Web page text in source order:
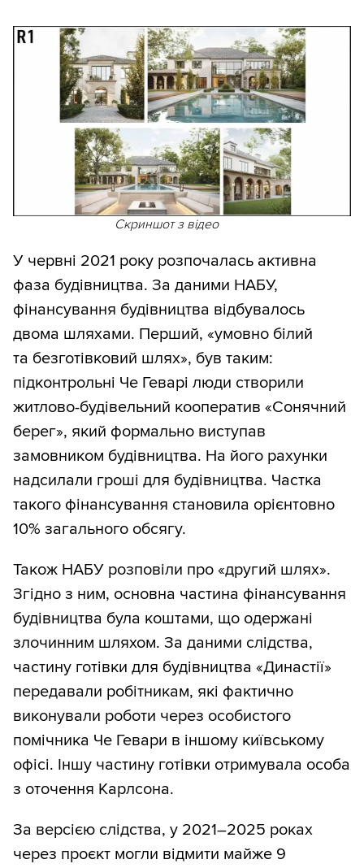
Скриншот з відео
У червні 2021 року розпочалась активна
фаза будівництва. За даними НАБУ,
фінансування будівництва відбувалось
двома шляхами. Перший, «умовно білий
та безготівковий шлях», був таким:
підконтрольні Че Геварі люди створили
житлово-будівельний кооператив «Сонячний
берег», який формально виступав
замовником будівництва. На його рахунки
надсилали гроші для будівництва. Частка
такого фінансування становила орієнтовно
10% загального обсягу.
Також НАБУ розповіли про «другий шлях».
Згідно з ним, основна частина фінансування
будівництва була коштами, що одержані
злочинним шляхом. За даними слідства,
частину готівки для будівництва «Династії»
передавали робітникам, які фактично
виконували роботи через особистого
помічника Че Гевари в іншому київському
офісі. Іншу частину готівки отримувала особа
з оточення Карлсона.
За версією слідства, у 2021–2025 роках
через проєкт могли відмити майже 9